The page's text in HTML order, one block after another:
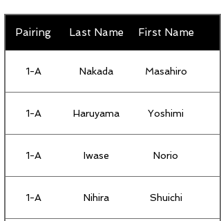
Pairing Last Name First Name
1-A Nakada Masahiro
1-A Haruyama Yoshimi
1-A Iwase Norio
1-A Nihira Shuichi